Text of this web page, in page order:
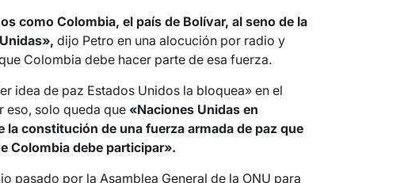
como Colombia, el país de Bolívar, al seno de la
dijo Petro en una alocución por radio y
Colombia debe hacer parte de esa fuerza.
idea de paz Estados Unidos la bloquea» en el
eso, solo queda que «Naciones Unidas en
la constitución de una fuerza armada de paz que
Colombia debe participar».
pasado por la Asamblea General de la ONU para